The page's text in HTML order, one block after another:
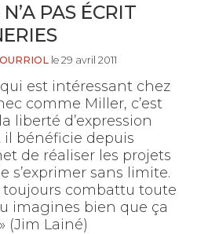
PAS ÉCRIT
le 29 avril 2011
qui est intéressant chez
comme Miller, c’est
liberté d’expression
il bénéficie depuis
de réaliser les projets
s’exprimer sans limite.
combattu toute
imagines bien que ça
(Jim Lainé)